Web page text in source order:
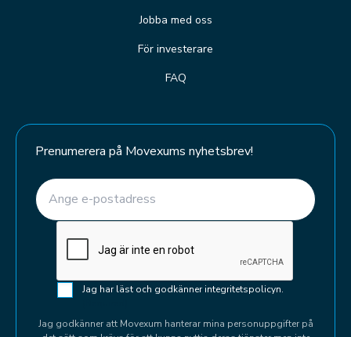
Jobba med oss
För investerare
FAQ
Prenumerera på Movexums nyhetsbrev!
E-post
Samtycke(Required)
Jag har läst och godkänner integritetspolicyn.
Jag godkänner att Movexum hanterar mina personuppgifter på